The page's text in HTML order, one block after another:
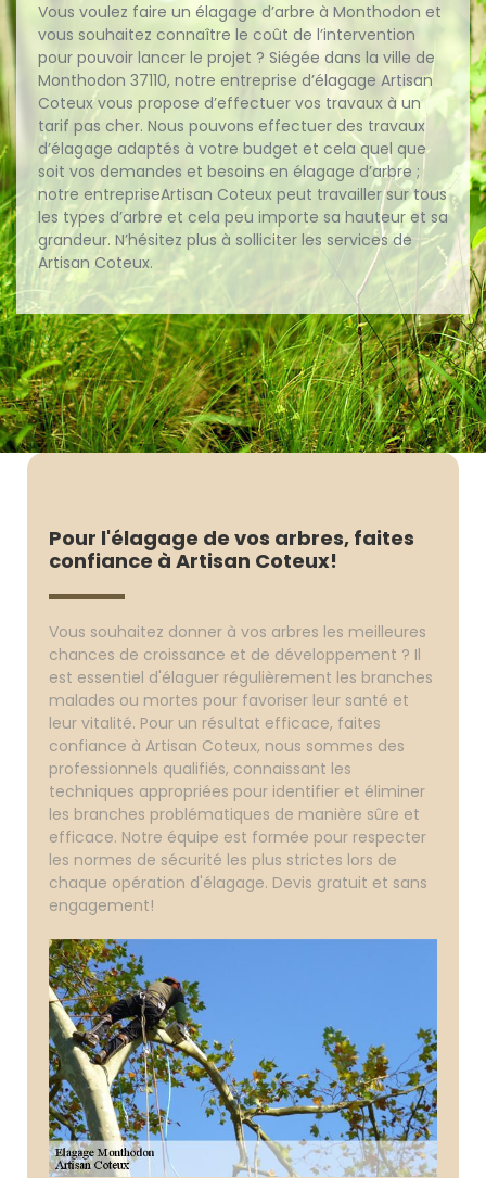
Vous voulez faire un élagage d’arbre à Monthodon et
vous souhaitez connaître le coût de l’intervention
pour pouvoir lancer le projet ? Siégée dans la ville de
Monthodon 37110, notre entreprise d’élagage Artisan
Coteux vous propose d’effectuer vos travaux à un
tarif pas cher. Nous pouvons effectuer des travaux
d’élagage adaptés à votre budget et cela quel que
soit vos demandes et besoins en élagage d’arbre ;
notre entrepriseArtisan Coteux peut travailler sur tous
les types d’arbre et cela peu importe sa hauteur et sa
grandeur. N’hésitez plus à solliciter les services de
Artisan Coteux.
Pour l'élagage de vos arbres, faites
confiance à Artisan Coteux!
Vous souhaitez donner à vos arbres les meilleures
chances de croissance et de développement ? Il
est essentiel d'élaguer régulièrement les branches
malades ou mortes pour favoriser leur santé et
leur vitalité. Pour un résultat efficace, faites
confiance à Artisan Coteux, nous sommes des
professionnels qualifiés, connaissant les
techniques appropriées pour identifier et éliminer
les branches problématiques de manière sûre et
efficace. Notre équipe est formée pour respecter
les normes de sécurité les plus strictes lors de
chaque opération d'élagage. Devis gratuit et sans
engagement!